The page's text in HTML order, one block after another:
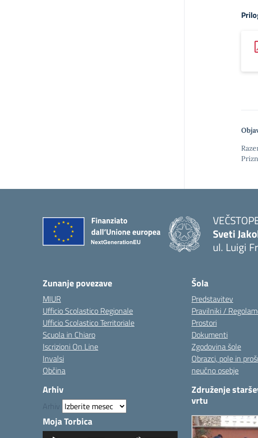
Sveti
ul. Luigi
Zunanje povezave
MIUR
Ufficio Scolastico Regionale
Ufficio Scolastico Territoriale
Scuola in Chiaro
Iscrizioni On Line
Invalsi
Občina
Arhiv
Arhiv
Moja Torbica
Šola
Predstavitev
Pravilniki /
Prostori
Dokumenti
Zgodovina šole
Obrazci, pole in
neučno osebje
Združenje
vrtu